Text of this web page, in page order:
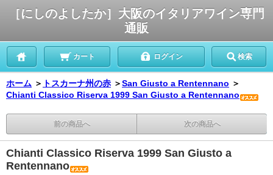
［にしのよしたか］大阪のイタリアワイン専門
通販
カート ログイン 検索
ホーム ＞ トスカーナ州の赤 ＞San Giusto a Rentennano ＞
Chianti Classico Riserva 1999 San Giusto a Rentennano
前の商品へ 次の商品へ
Chianti Classico Riserva 1999 San Giusto a
Rentennano